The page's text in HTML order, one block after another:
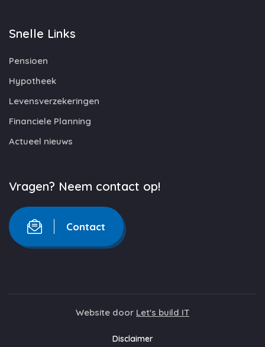
Snelle Links
Pensioen
Hypotheek
Levensverzekeringen
Financiele Planning
Actueel nieuws
Vragen? Neem contact op!
Contact
Website door Let's build IT
Disclaimer